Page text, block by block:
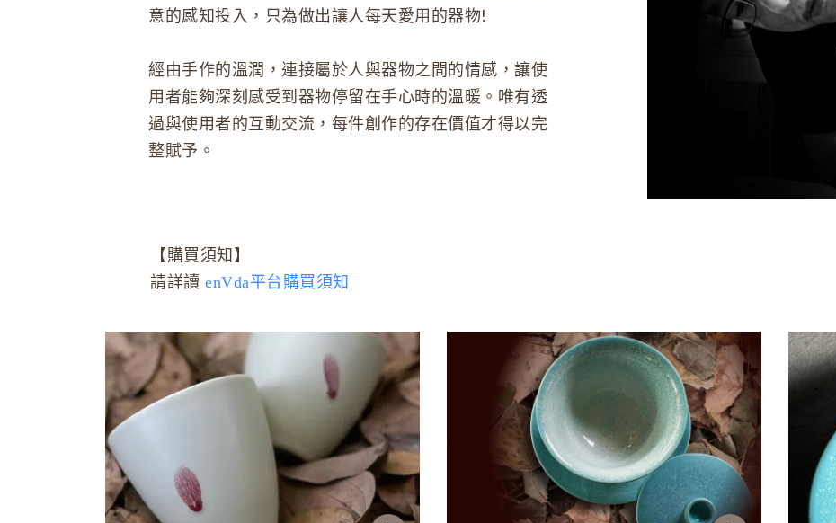
意的感知投入，只為做出讓人每天愛用的器物!
經由手作的溫潤，連接屬於人與器物之間的情感，讓使
用者能夠深刻感受到器物停留在手心時的溫暖。唯有透
過與使用者的互動交流，每件創作的存在價值才得以完
整賦予。
【購買須知】
請詳讀 enVda平台購買須知